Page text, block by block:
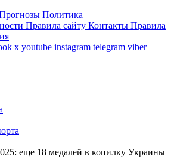
Политика
Правила сайту Контакты Правила
x youtube instagram telegram viber
еще 18 медалей в копилку Украины